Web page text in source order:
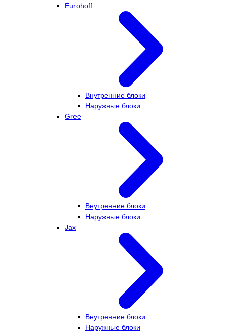
Eurohoff
Внутренние блоки
Наружные блоки
Gree
Внутренние блоки
Наружные блоки
Jax
Внутренние блоки
Наружные блоки